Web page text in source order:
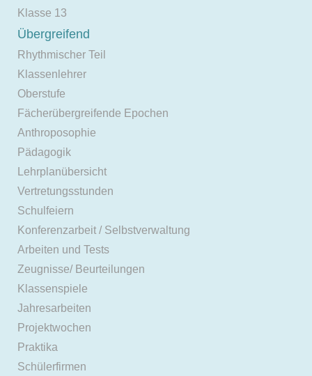
Klasse 13
Übergreifend
Rhythmischer Teil
Klassenlehrer
Oberstufe
Fächerübergreifende Epochen
Anthroposophie
Pädagogik
Lehrplanübersicht
Vertretungsstunden
Schulfeiern
Konferenzarbeit / Selbstverwaltung
Arbeiten und Tests
Zeugnisse/ Beurteilungen
Klassenspiele
Jahresarbeiten
Projektwochen
Praktika
Schülerfirmen